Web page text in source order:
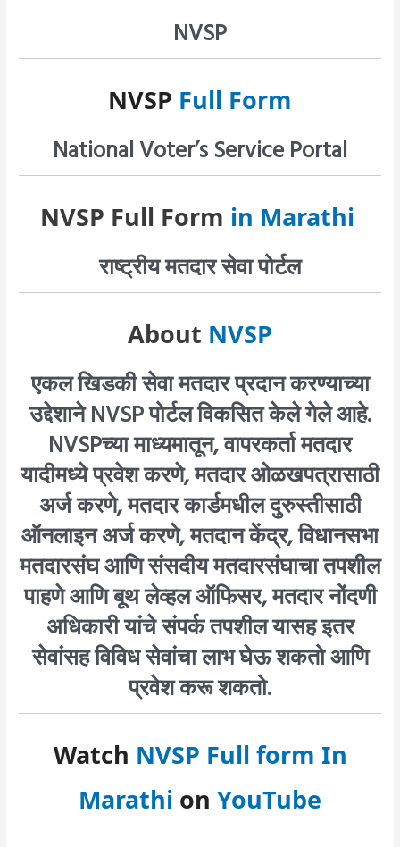
NVSP
NVSP Full Form
National Voter’s Service Portal
NVSP Full Form in Marathi
राष्ट्रीय मतदार सेवा पोर्टल
About NVSP
एकल खिडकी सेवा मतदार प्रदान करण्याच्या
उद्देशाने NVSP पोर्टल विकसित केले गेले आहे.
NVSPच्या माध्यमातून, वापरकर्ता मतदार
यादीमध्ये प्रवेश करणे, मतदार ओळखपत्रासाठी
अर्ज करणे, मतदार कार्डमधील दुरुस्तीसाठी
ऑनलाइन अर्ज करणे, मतदान केंद्र, विधानसभा
मतदारसंघ आणि संसदीय मतदारसंघाचा तपशील
पाहणे आणि बूथ लेव्हल ऑफिसर, मतदार नोंदणी
अधिकारी यांचे संपर्क तपशील यासह इतर
सेवांसह विविध सेवांचा लाभ घेऊ शकतो आणि
प्रवेश करू शकतो.
Watch NVSP Full form In
Marathi on YouTube